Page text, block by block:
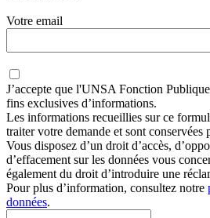
Votre email
J’accepte que l'UNSA Fonction Publique
fins exclusives d’informations.
Les informations recueillies sur ce
traiter votre demande et sont conservées
Vous disposez d’un droit d’accès,
d’effacement sur les données vous
également du droit d’introduire une
Pour plus d’information, consultez notre
données.